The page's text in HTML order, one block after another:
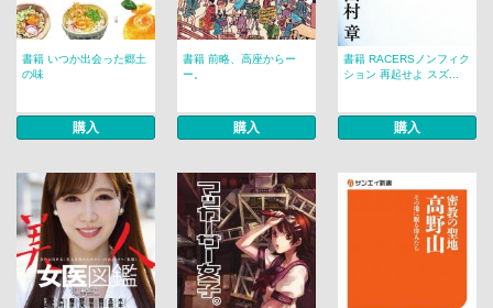
書籍 いつか出会った郷土
の味
購入
書籍 前略、高座からー
ー。
購入
書籍 RACERSノンフィク
ション 再起せよ スズ...
購入